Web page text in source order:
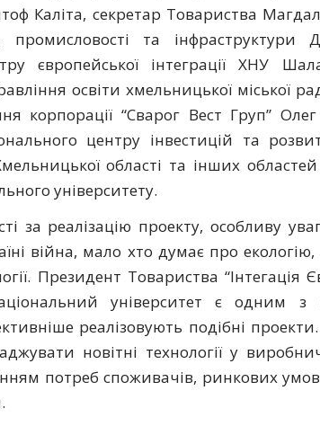
Каліта, секретар Товариства
промисловості та
європейської інтеграції ХНУ
освіти хмельницької міської
корпорації “Сварог Вест Груп”
центру інвестицій та
області та інших
університету.
за реалізацію проекту, особливу
війна, мало хто думає про
Президент Товариства “Інтегація
університет є одним з
реалізовують подібні
новітні технології у
потреб споживачів, ринкових умов